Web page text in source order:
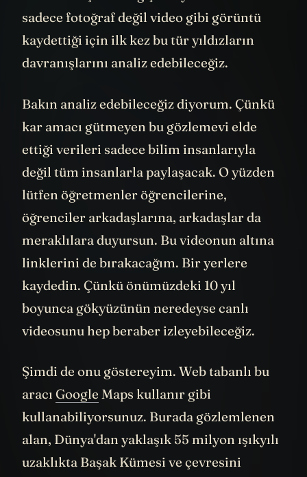
dakikalar içinde değişebiliyor. Bu kamera
sadece fotoğraf değil video gibi görüntü
kaydettiği için ilk kez bu tür yıldızların
Bakın analiz edebileceğiz diyorum. Çünkü
kar amacı gütmeyen bu gözlemevi elde
ettiği verileri sadece bilim insanlarıyla
değil tüm insanlarla paylaşacak. O yüzden
lütfen öğretmenler öğrencilerine,
öğrenciler arkadaşlarına, arkadaşlar da
meraklılara duyursun. Bu videonun altına
linklerini de bırakacağım. Bir yerlere
kaydedin. Çünkü önümüzdeki 10 yıl
boyunca gökyüzünün neredeyse canlı
Şimdi de onu göstereyim. Web tabanlı bu
aracıGoogleMaps kullanır gibi
kullanabiliyorsunuz. Burada gözlemlenen
alan, Dünya'dan yaklaşık 55 milyon ışıkyılı